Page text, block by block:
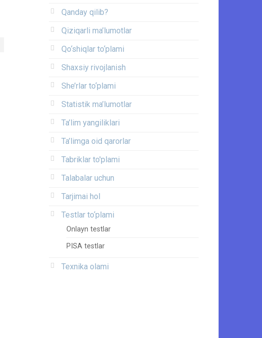
Qanday qilib?
Qiziqarli ma’lumotlar
Qo‘shiqlar to‘plami
Shaxsiy rivojlanish
She’rlar to‘plami
Statistik ma’lumotlar
Ta’lim yangiliklari
Ta’limga oid qarorlar
Tabriklar to'plami
Talabalar uchun
Tarjimai hol
Testlar to‘plami
Onlayn testlar
PISA testlar
Texnika olami